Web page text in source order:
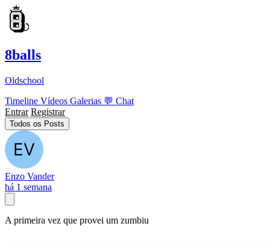
8balls
Oldschool
Timeline Vídeos Galerias 💬 Chat
Entrar Registrar
Todos os Posts
Enzo Vander
há 1 semana
A primeira vez que provei um zumbiu